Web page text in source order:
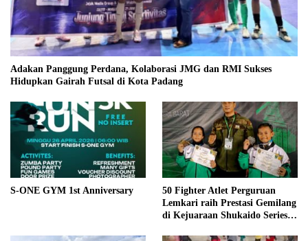
Adakan Panggung Perdana, Kolaborasi JMG dan RMI Sukses
Hidupkan Gairah Futsal di Kota Padang
S-ONE GYM 1st Anniversary
50 Fighter Atlet Perguruan
Lemkari raih Prestasi Gemilang
di Kejuaraan Shukaido Series 1